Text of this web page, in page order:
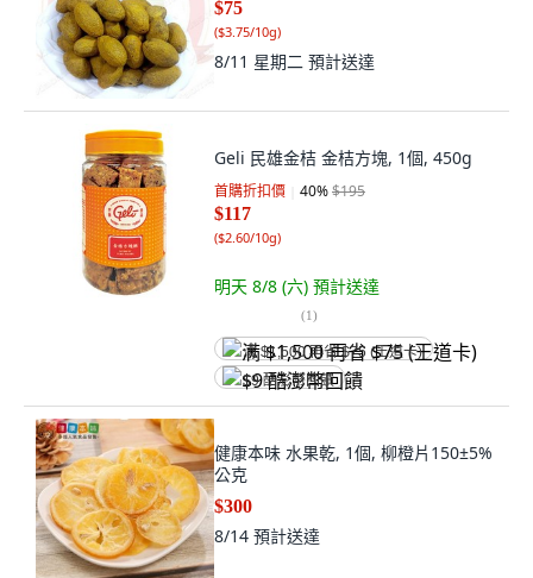
$75
($3.75/10g)
8/11 星期二 預計送達
Geli 民雄金桔 金桔方塊, 1個, 450g
首購折扣價 40%$195
$117
($2.60/10g)
明天 8/8 (六) 預計送達
(1)
满 $1,500 再省 $75 (王道卡)
$9 酷澎幣回饋
健康本味 水果乾, 1個, 柳橙片150±5%
公克
$300
8/14 預計送達